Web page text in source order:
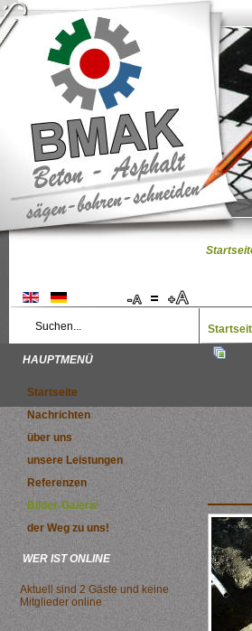
HAUPTMENÜ
Startseite
Nachrichten
über uns
unsere Leistungen
Referenzen
Bilder-Galerie
der Weg zu uns!
WER IST ONLINE
Aktuell sind 2 Gäste und keine
Mitglieder online